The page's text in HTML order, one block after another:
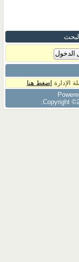
الإدارة اضغط هنا
Copyright